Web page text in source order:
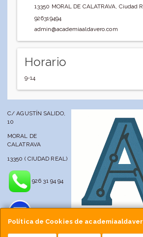
Política de Cookies de
13350 MORAL DE CALATRAVA, Ciudad
926319494
admin@academiaaldavero.com
Horario
9-14
C/ AGUSTÍN SALIDO,
10
MORAL DE
CALATRAVA
13350 ( CIUDAD REAL)
926 31 94 94